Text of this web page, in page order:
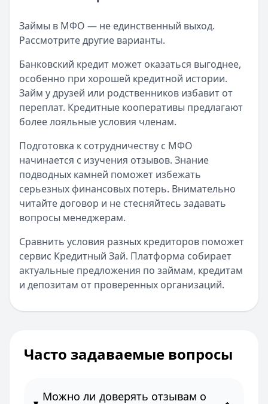
Займы в МФО — не единственный выход.
Рассмотрите другие варианты.
Банковский кредит может оказаться выгоднее,
особенно при хорошей кредитной истории.
Займ у друзей или родственников избавит от
переплат. Кредитные кооперативы предлагают
более лояльные условия членам.
Подготовка к сотрудничеству с МФО
начинается с изучения отзывов. Знание
подводных камней поможет избежать
серьезных финансовых потерь. Внимательно
читайте договор и не стесняйтесь задавать
вопросы менеджерам.
Сравнить условия разных кредиторов поможет
сервис Кредитный Зай. Платформа собирает
актуальные предложения по займам, кредитам
и депозитам от проверенных организаций.
Часто задаваемые вопросы
Можно ли доверять отзывам о